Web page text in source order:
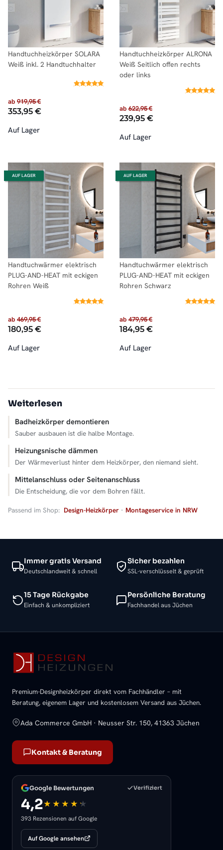
Handtuchheizkörper SOLARA
Weiß inkl. 2 Handtuchhalter
ab 919,95 €
353,95 €
Auf Lager
Handtuchheizkörper ALRONA
Weiß Seitlich offen rechts
oder links
ab 622,95 €
239,95 €
Auf Lager
AUF LAGER
Handtuchwärmer elektrisch
PLUG-AND-HEAT mit eckigen
Rohren Weiß
ab 469,95 €
180,95 €
Auf Lager
AUF LAGER
Handtuchwärmer elektrisch
PLUG-AND-HEAT mit eckigen
Rohren Schwarz
ab 479,95 €
184,95 €
Auf Lager
Weiterlesen
Badheizkörper demontieren
Sauber ausbauen ist die halbe Montage.
Heizungsnische dämmen
Der Wärmeverlust hinter dem Heizkörper, den niemand sieht.
Mittelanschluss oder Seitenanschluss
Die Entscheidung, die vor dem Bohren fällt.
Passend im Shop: Design-Heizkörper · Montageservice in NRW
Immer gratis Versand
Deutschlandweit & schnell
Sicher bezahlen
SSL-verschlüsselt & geprüft
15 Tage Rückgabe
Einfach & unkompliziert
Persönliche Beratung
Fachhandel aus Jüchen
Premium-Designheizkörper direkt vom Fachhändler – mit
Beratung, eigenem Lager und kostenlosem Versand aus Jüchen.
Ada Commerce GmbH · Neusser Str. 150, 41363 Jüchen
Kontakt & Beratung
Google Bewertungen Verifiziert
4,2
393 Rezensionen auf Google
Auf Google ansehen